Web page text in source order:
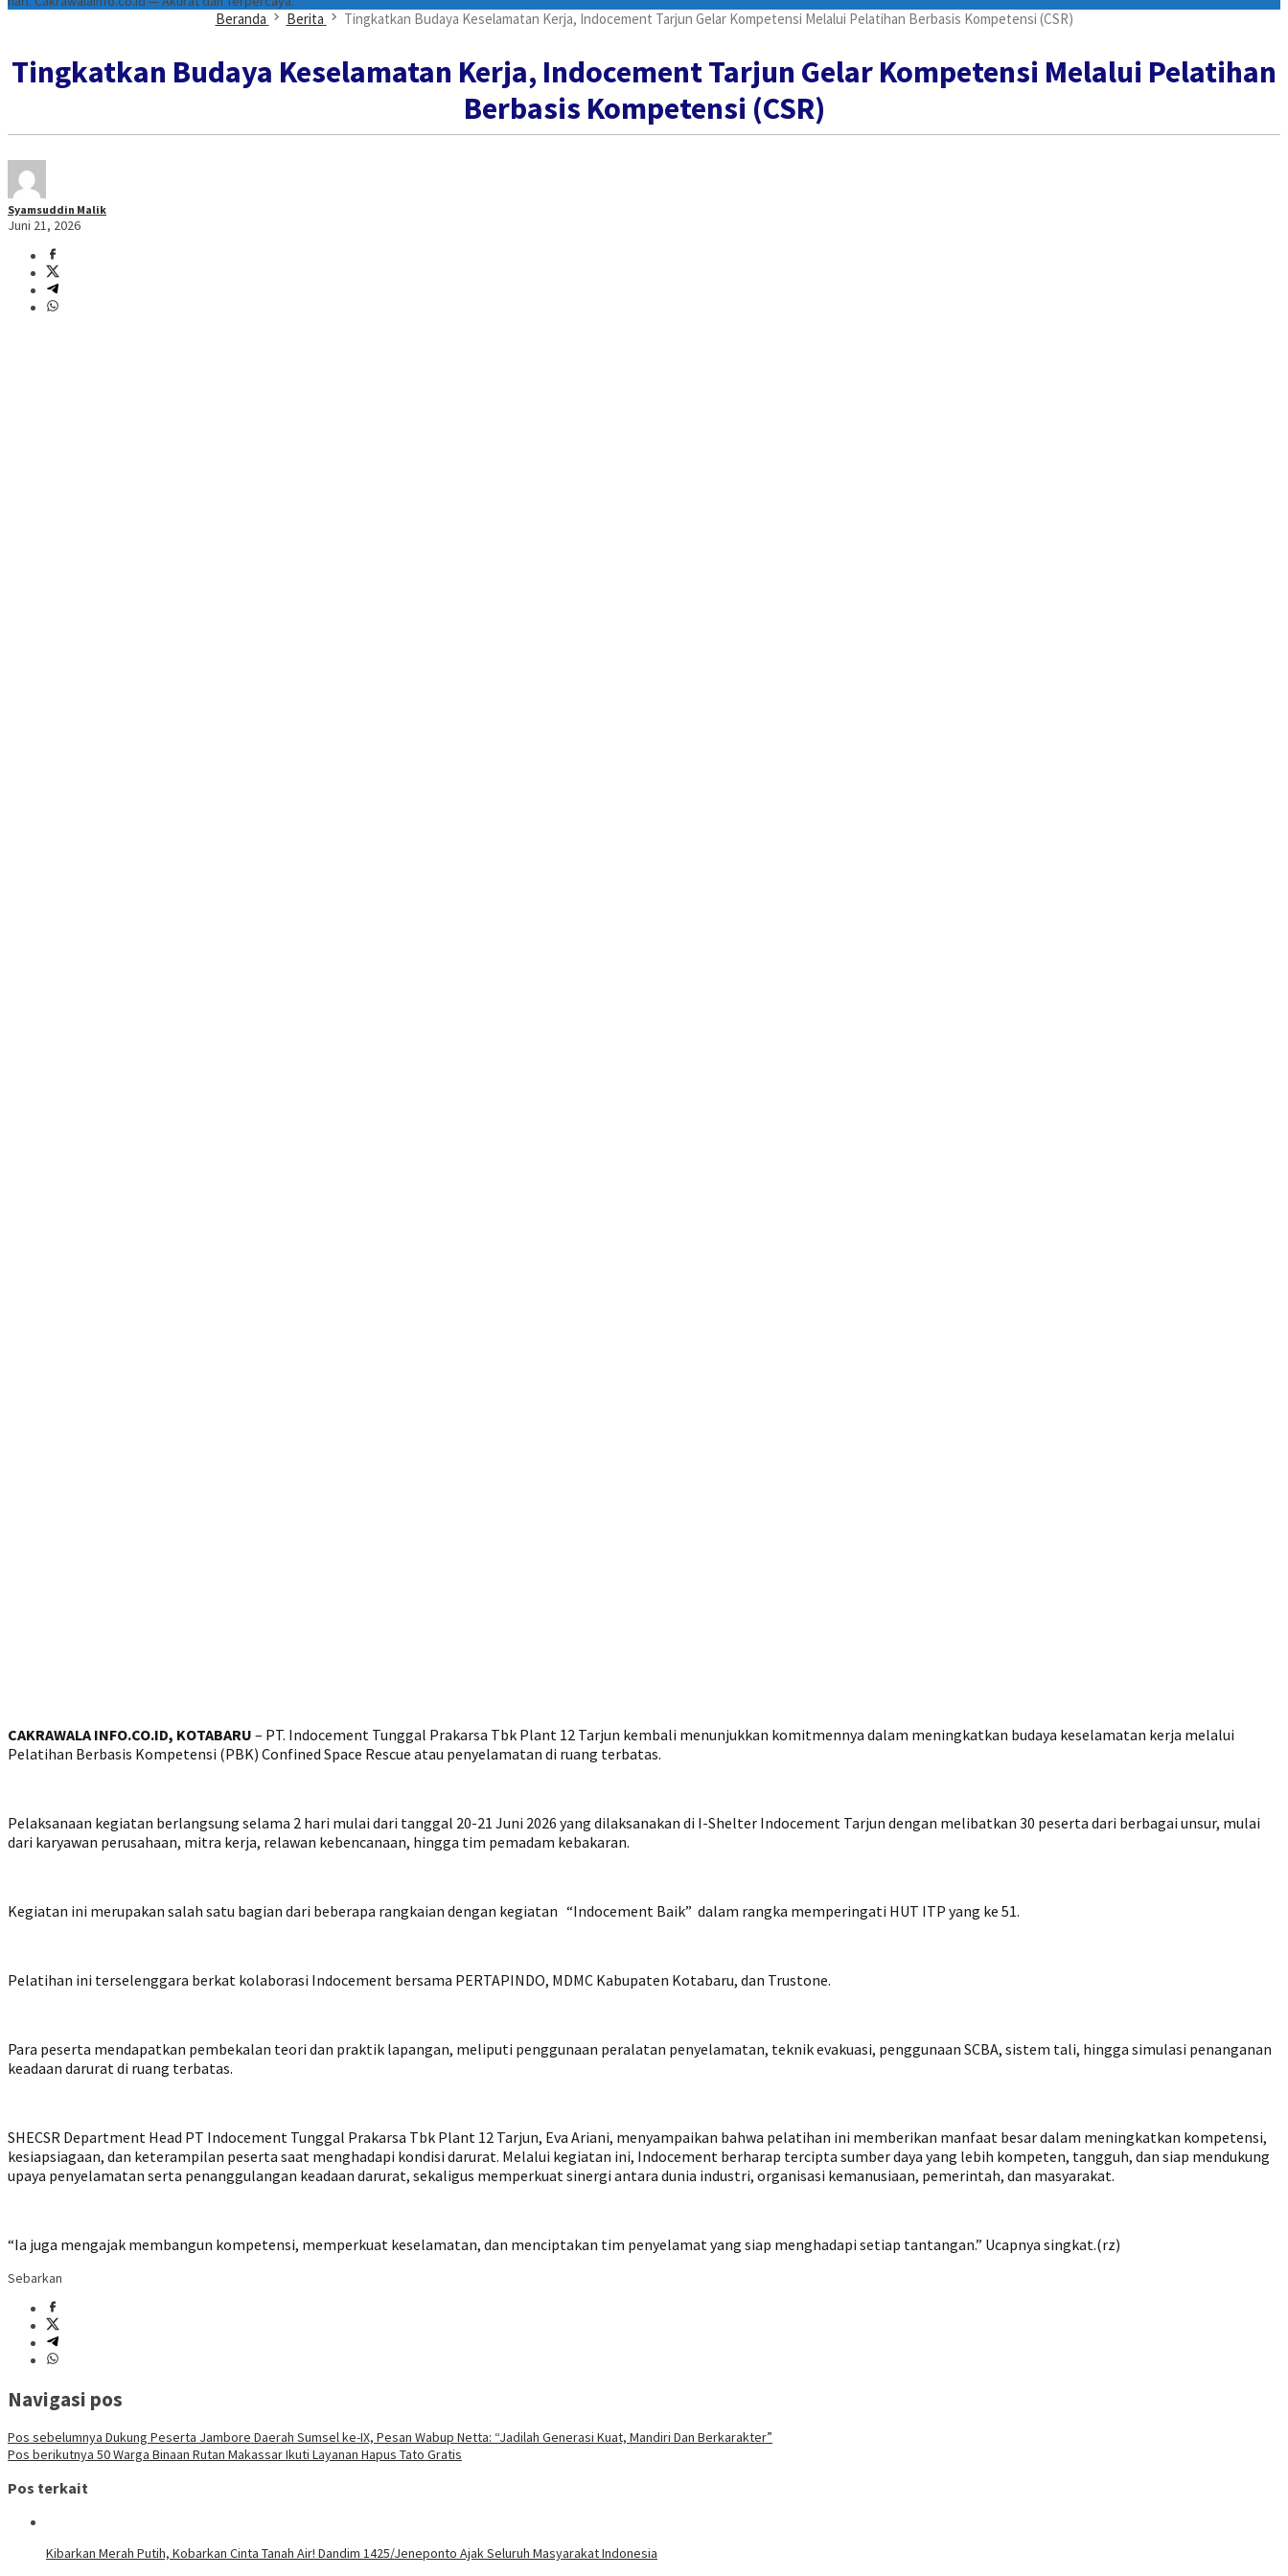
Beranda Berita Tingkatkan Budaya Keselamatan Kerja, Indocement Tarjun Gelar Kompetensi Melalui Pelatihan Berbasis Kompetensi (CSR)
Tingkatkan Budaya Keselamatan Kerja, Indocement Tarjun Gelar Kompetensi Melalui Pelatihan
Berbasis Kompetensi (CSR)
Syamsuddin Malik
Juni 21, 2026
CAKRAWALA INFO.CO.ID, KOTABARU – PT. Indocement Tunggal Prakarsa Tbk Plant 12 Tarjun kembali menunjukkan komitmennya dalam meningkatkan budaya keselamatan kerja melalui
Pelatihan Berbasis Kompetensi (PBK) Confined Space Rescue atau penyelamatan di ruang terbatas.
Pelaksanaan kegiatan berlangsung selama 2 hari mulai dari tanggal 20-21 Juni 2026 yang dilaksanakan di I-Shelter Indocement Tarjun dengan melibatkan 30 peserta dari berbagai unsur, mulai
dari karyawan perusahaan, mitra kerja, relawan kebencanaan, hingga tim pemadam kebakaran.
Kegiatan ini merupakan salah satu bagian dari beberapa rangkaian dengan kegiatan “Indocement Baik” dalam rangka memperingati HUT ITP yang ke 51.
Pelatihan ini terselenggara berkat kolaborasi Indocement bersama PERTAPINDO, MDMC Kabupaten Kotabaru, dan Trustone.
Para peserta mendapatkan pembekalan teori dan praktik lapangan, meliputi penggunaan peralatan penyelamatan, teknik evakuasi, penggunaan SCBA, sistem tali, hingga simulasi penanganan
keadaan darurat di ruang terbatas.
SHECSR Department Head PT Indocement Tunggal Prakarsa Tbk Plant 12 Tarjun, Eva Ariani, menyampaikan bahwa pelatihan ini memberikan manfaat besar dalam meningkatkan kompetensi,
kesiapsiagaan, dan keterampilan peserta saat menghadapi kondisi darurat. Melalui kegiatan ini, Indocement berharap tercipta sumber daya yang lebih kompeten, tangguh, dan siap mendukung
upaya penyelamatan serta penanggulangan keadaan darurat, sekaligus memperkuat sinergi antara dunia industri, organisasi kemanusiaan, pemerintah, dan masyarakat.
“Ia juga mengajak membangun kompetensi, memperkuat keselamatan, dan menciptakan tim penyelamat yang siap menghadapi setiap tantangan.” Ucapnya singkat.(rz)
Sebarkan
Navigasi pos
Pos sebelumnya Dukung Peserta Jambore Daerah Sumsel ke-IX, Pesan Wabup Netta: “Jadilah Generasi Kuat, Mandiri Dan Berkarakter”
Pos berikutnya 50 Warga Binaan Rutan Makassar Ikuti Layanan Hapus Tato Gratis
Pos terkait
Kibarkan Merah Putih, Kobarkan Cinta Tanah Air! Dandim 1425/Jeneponto Ajak Seluruh Masyarakat Indonesia